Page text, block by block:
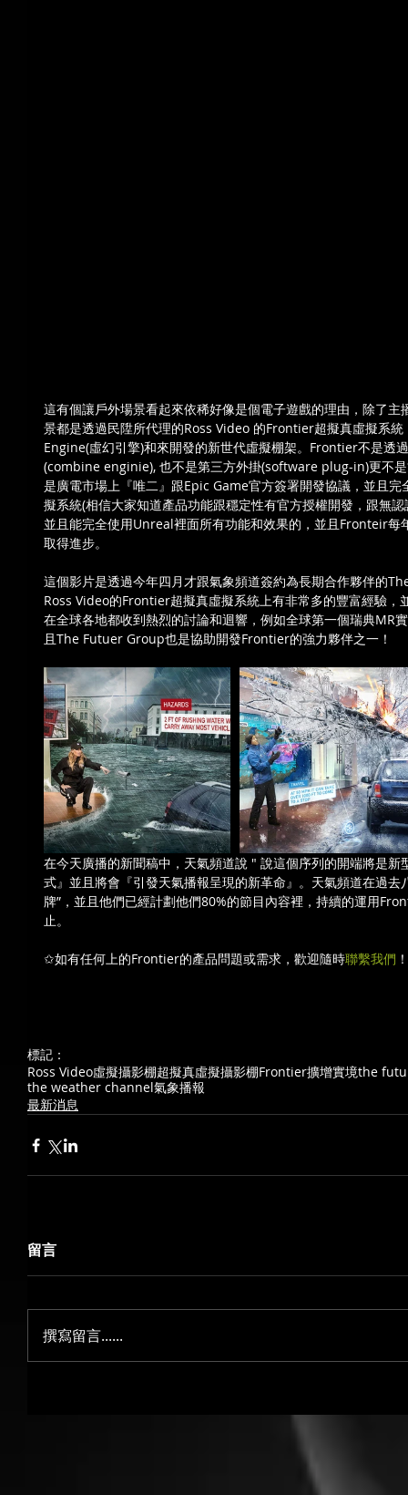
這有個讓戶外場景看起來依稀好像是個電子遊戲的理由，除了
景都是透過民陞所代理的Ross Video 的Frontier超擬真虛擬系
Engine(虛幻引擎)和來開發的新世代虛擬棚架。Frontier不是透
(combine enginie), 也不是第三方外掛(software plug-in)更不
是廣電市場上『唯二』跟Epic Game官方簽署開發協議，並且
擬系統(相信大家知道產品功能跟穩定性有官方授權開發，跟無
並且能完全使用Unreal裡面所有功能和效果的，並且Fronteir
取得進步。
這個影片是透過今年四月才跟氣象頻道簽約為長期合作夥伴的
Ross Video的Frontier超擬真虛擬系統上有非常多的豐富經驗
在全球各地都收到熱烈的討論和迴響，例如全球第一個瑞典MR
且The Futuer Group也是協助開發Frontier的強力夥伴之一！
在今天廣播的新聞稿中，天氣頻道說 " 說這個序列的開端將是新
式』並且將會『引發天氣播報呈現的新革命』。天氣頻道在過去
牌”，並且他們已經計劃他們80%的節目內容裡，持續的運用
止。
✩如有任何上的Frontier的產品問題或需求，歡迎隨時聯繫我們 ！
標記：
Ross Video虛擬攝影棚超擬真虛擬攝影棚Frontier擴增實境the
the weather channel氣象播報
最新消息
留言
撰寫留言......